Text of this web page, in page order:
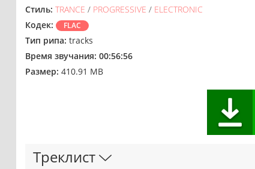
Стиль: TRANCE / PROGRESSIVE / ELECTRONIC
Кодек:
FLAC
Тип рипа: tracks
Время звучания: 00:56:56
Размер: 410.91 MB
Треклист